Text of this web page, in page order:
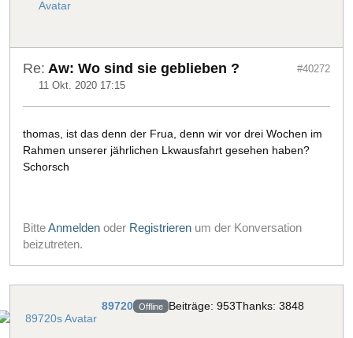
Re: Aw: Wo sind sie geblieben ?
11 Okt. 2020 17:15
#40272
thomas, ist das denn der Frua, denn wir vor drei Wochen im
Rahmen unserer jährlichen Lkwausfahrt gesehen haben?
Schorsch
BitteAnmelden oder Registrieren um der Konversation
beizutreten.
89720 Offline Beiträge: 953Thanks: 3848